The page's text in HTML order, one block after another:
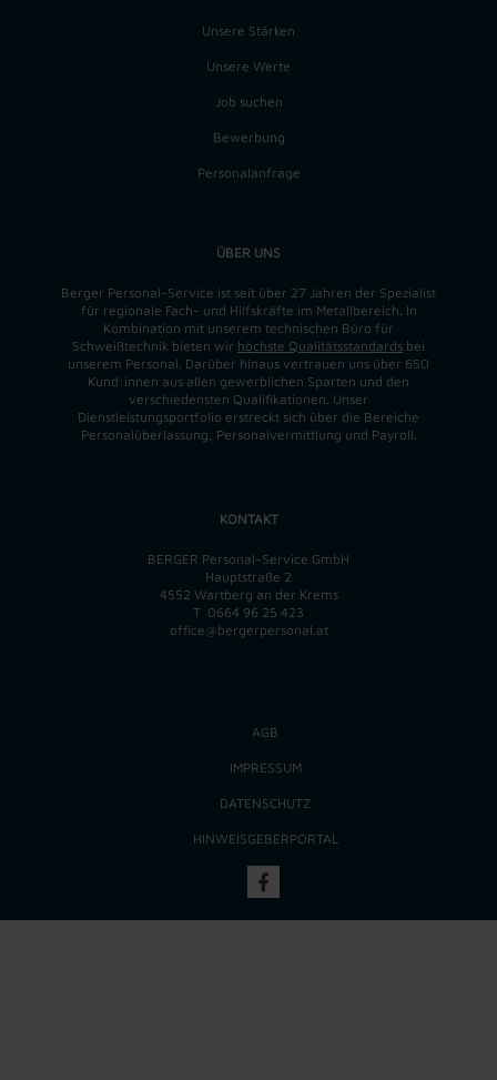
Unsere Stärken
Unsere Werte
Job suchen
Bewerbung
Personalanfrage
ÜBER UNS
Berger Personal-Service ist seit über 27 Jahren der Spezialist
für regionale Fach- und Hilfskräfte im Metallbereich. In
Kombination mit unserem technischen Büro für
Schweißtechnik bieten wir höchste Qualitätsstandards bei
unserem Personal. Darüber hinaus vertrauen uns über 650
Kund:innen aus allen gewerblichen Sparten und den
verschiedensten Qualifikationen. Unser
Dienstleistungsportfolio erstreckt sich über die Bereiche
Personalüberlassung, Personalvermittlung und Payroll.
KONTAKT
BERGER Personal-Service GmbH
Hauptstraße 2
4552 Wartberg an der Krems
T 0664 96 25 423
office@bergerpersonal.at
AGB
IMPRESSUM
DATENSCHUTZ
HINWEISGEBERPORTAL